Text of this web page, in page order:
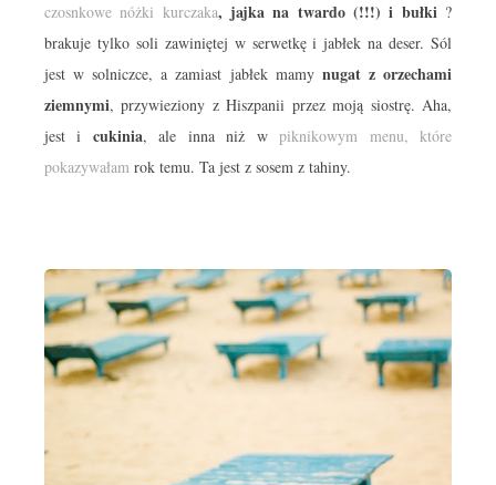
czosnkowe nóżki kurczaka, jajka na twardo (!!!) i bułki?
brakuje tylko soli zawiniętej w serwetkę i jabłek na deser. Sól
jest w solniczce, a zamiast jabłek mamy nugat z orzechami
ziemnymi, przywieziony z Hiszpanii przez moją siostrę. Aha,
jest i cukinia, ale inna niż wpiknikowym menu, które
pokazywałam rok temu. Ta jest z sosem z tahiny.